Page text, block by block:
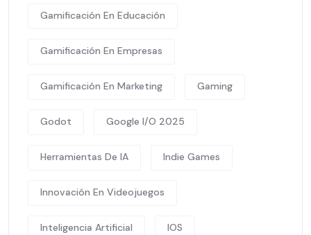
Gamificación En Educación
Gamificación En Empresas
Gamificación En Marketing Gaming
Godot Google I/O 2025
Herramientas De IA Indie Games
Innovación En Videojuegos
Inteligencia Artificial IOS